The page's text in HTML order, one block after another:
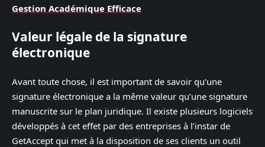
Gestion Académique Efficace
Valeur légale de la signature
électronique
Avant toute chose, il est important de savoir qu’une
signature électronique a la même valeur qu’une signature
manuscrite sur le plan juridique. Il existe plusieurs logiciels
développés à cet effet par des entreprises à l’instar de
GetAccept qui met à la disposition de ses clients un outil